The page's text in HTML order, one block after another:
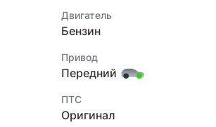
Двигатель
Бензин
Привод
Передний
ПТС
Оригинал